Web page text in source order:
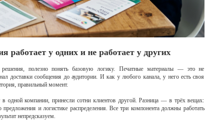
работает у одних и не работает у других
полезно понять базовую логику. Печатные материалы — это не
доставки сообщения до аудитории. И как у любого канала, у него есть своя
правильный момент.
в одной компании, принесли сотни клиентов другой. Разница — в трёх вещах:
предложения и логистике распределения. Все три компонента должны работать
непредсказуем.